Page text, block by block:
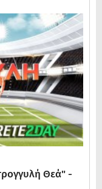
Θεά" -